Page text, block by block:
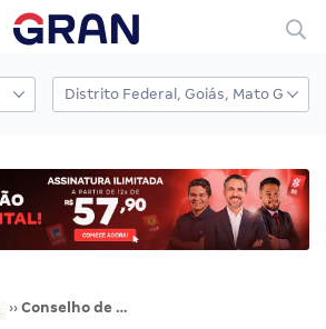
›› Conselho de Psicologia/PR: Saiu o edital para 460 vagas de níveis médio e superior!